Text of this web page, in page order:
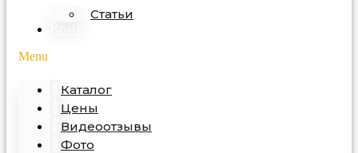
Статьи
Menu
Каталог
Цены
Видеоотзывы
Фото